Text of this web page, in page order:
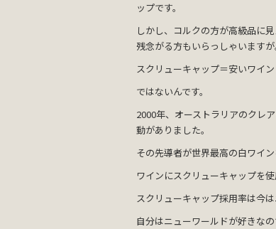
ップです。
しかし、コルクの方が高級品に
残念がる方もいらっしゃいますが
スクリューキャップ＝安いワイン
ではないんです。
2000年、オーストラリアのクレ
動がありました。
その先導者が世界最高の白ワイ
ワインにスクリューキャップを
スクリューキャップ採用率は今
自分はニューワールドが好きな